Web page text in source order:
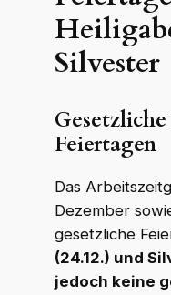
Silvester
Feiertagen
Das
Dezember
gesetzliche
(24.12.) und
jedoch keine